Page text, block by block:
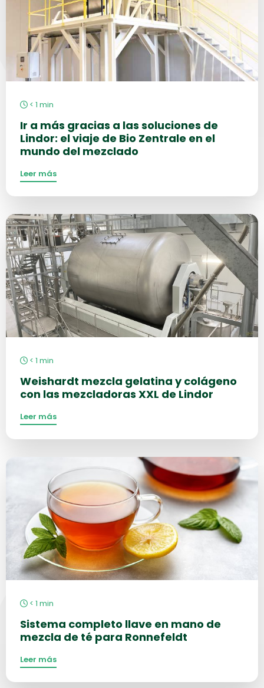
Ir a más gracias a las soluciones de
Lindor: el viaje de Bio Zentrale en el
mundo del mezclado
< 1 min
Leer más
Weishardt mezcla gelatina y colágeno
con las mezcladoras XXL de Lindor
< 1 min
Leer más
Más
información
sobre
Sistema completo llave en mano de
mezcla de té para Ronnefeldt
< 1 min
Leer más
Más
información